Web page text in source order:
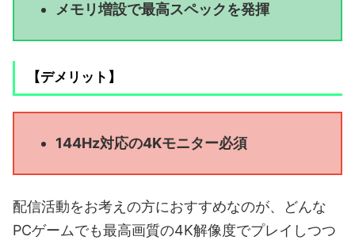
メモリ増設で最高スペックを発揮
【デメリット】
144Hz対応の4Kモニター必須
配信活動をお考えの方におすすめなのが、どんな
PCゲームでも最高画質の4K解像度でプレイしつつ